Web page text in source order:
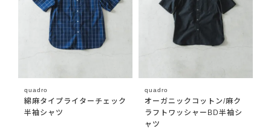
quadro
綿麻タイプライターチェック
半袖シャツ
quadro
オーガニックコットン/麻ク
ラフトワッシャーBD半袖シ
ャツ